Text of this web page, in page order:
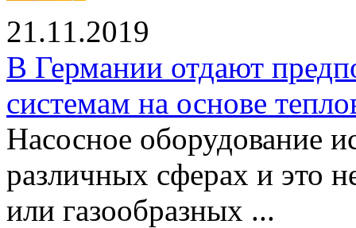
21.11.2019
В Германии отдают
системам на основе
Насосное оборудование
различных сферах и это
или газообразных ...